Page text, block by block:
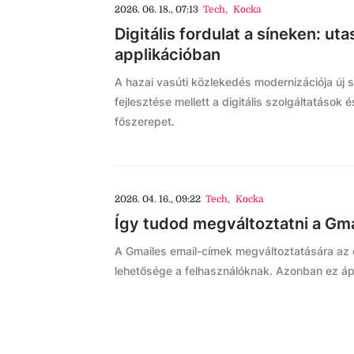
2026. 06. 18., 07:13 Tech, Kocka
Digitális fordulat a síneken:
applikációban
A hazai vasúti közlekedés modernizációja
fejlesztése mellett a digitális szolgáltatások
főszerepet.
2026. 04. 16., 09:22 Tech, Kocka
Így tudod megváltoztatni a
A Gmailes email-címek megváltoztatására
lehetősége a felhasználóknak. Azonban ez